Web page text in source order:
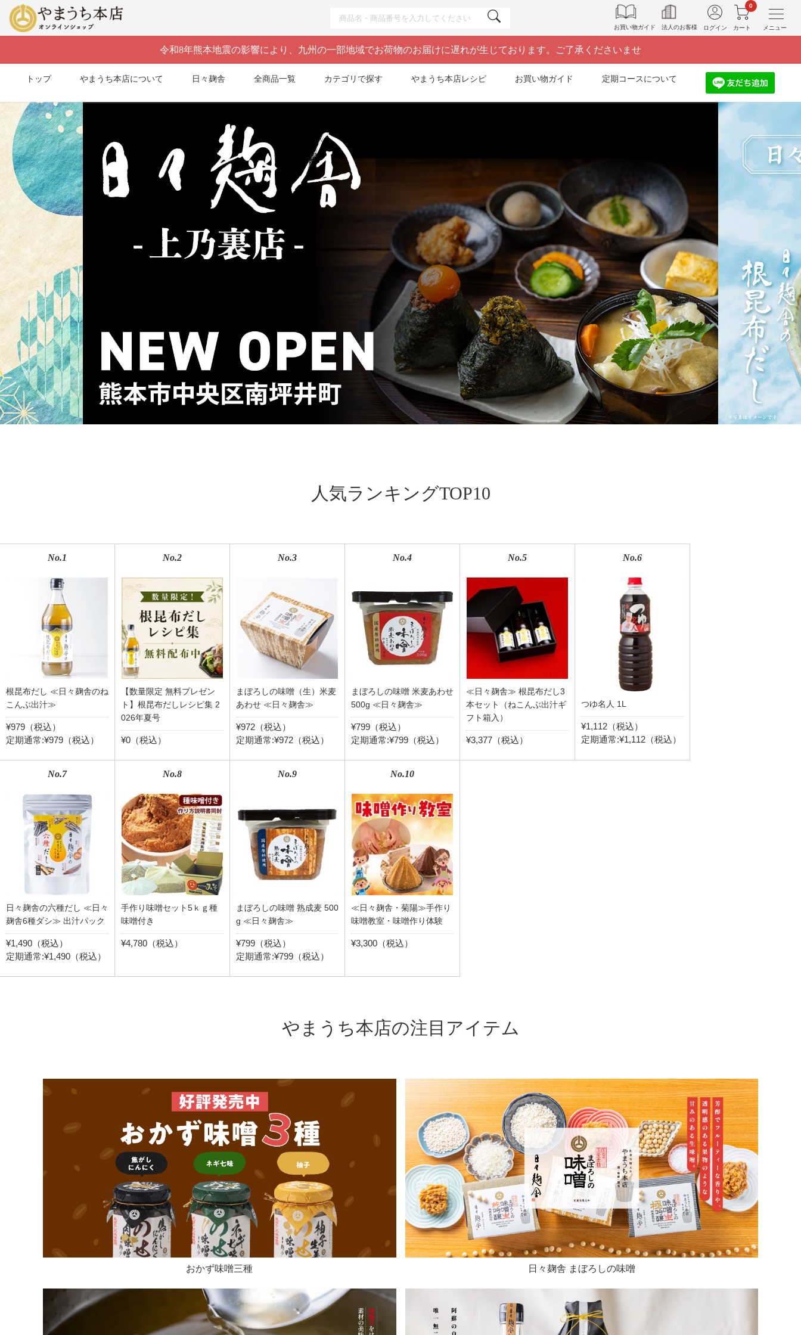
お買い物ガイド 法人のお客様 ログイン
0
カート メニュー
令和8年熊本地震の影響により、九州の一部地域でお荷物のお届けに遅れが生じております。ご了承くださいませ
トップ やまうち本店について 日々麹舎 全商品一覧 カテゴリで探す やまうち本店レシピ お買い物ガイド 定期コースについて
人気ランキングTOP10
No.1
根昆布だし ≪日々麹舎のね
こんぶ出汁≫
¥979（税込）
定期通常:¥979（税込）
No.2
【数量限定 無料プレゼン
ト】根昆布だしレシピ集 2
026年夏号
¥0（税込）
No.3
まぼろしの味噌（生）米麦
あわせ ≪日々麹舎≫
¥972（税込）
定期通常:¥972（税込）
No.4
まぼろしの味噌 米麦あわせ
500g ≪日々麹舎≫
¥799（税込）
定期通常:¥799（税込）
No.5
≪日々麹舎≫ 根昆布だし3
本セット（ねこんぶ出汁ギ
フト箱入）
¥3,377（税込）
No.6
つゆ名人 1L
¥1,112（税込）
定期通常:¥1,112（税込）
No.7
日々麹舎の六種だし ≪日々
麹舎6種ダシ≫ 出汁パック
¥1,490（税込）
定期通常:¥1,490（税込）
No.8
手作り味噌セット5ｋｇ種
味噌付き
¥4,780（税込）
No.9
まぼろしの味噌 熟成麦 500
g ≪日々麹舎≫
¥799（税込）
定期通常:¥799（税込）
No.10
≪日々麹舎・菊陽≫手作り
味噌教室・味噌作り体験
¥3,300（税込）
やまうち本店の注目アイテム
おかず味噌三種 日々麹舎 まぼろしの味噌